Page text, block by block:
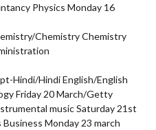
Physics Monday 16
Chemistry Chemistry
Hindi/Hindi English/English
Friday 20 March/Getty
music Saturday 21st
Monday 23 march